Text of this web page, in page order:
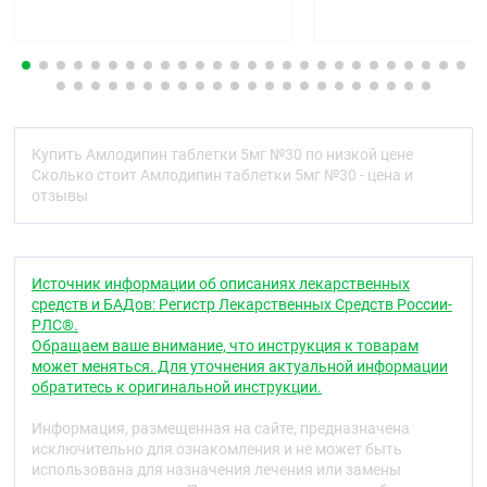
блокатор «медленных» кальциевых каналов.
Код АТХ
С08СА01
Фармакологические свойства
Фармакодинамика
блокатор «медленных» кальциевых каналов
(БМКК) II поколения, оказывает антиангинальное и
гипотензивное действие. Связываясь с
дигидропиридиновыми рецепторами, блокирует
кальциевые каналы, снижает трансмембранный
переход ионов кальция в клетку (в большей
степени в гладкомышечные клетки сосудов, чем в
Антиангинальное действие обусловлено
расширением коронарных и периферических
Купить Амлодипин таблетки 5мг №30 по низкой цене
Сколько стоит Амлодипин таблетки 5мг №30 - цена и
отзывы
Источник информации об описаниях лекарственных
средств и БАДов: Регистр Лекарственных Средств России-
РЛС®.
Обращаем ваше внимание, что инструкция к товарам
может меняться. Для уточнения актуальной информации
обратитесь к оригинальной инструкции.
Информация, размещенная на сайте, предназначена
исключительно для ознакомления и не может быть
использована для назначения лечения или замены